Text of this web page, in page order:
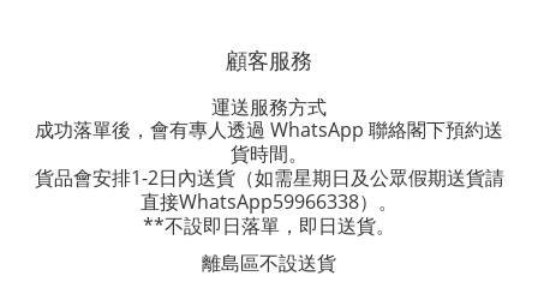
顧客服務
運送服務方式
成功落單後，會有專人透過 WhatsApp 聯絡閣下預約送
貨時間。
貨品會安排1-2日內送貨（如需星期日及公眾假期送貨請
直接WhatsApp59966338）。
**不設即日落單，即日送貨。
離島區不設送貨